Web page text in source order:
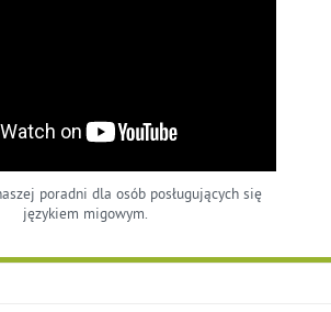
poradni dla osób posługujących się
językiem migowym.